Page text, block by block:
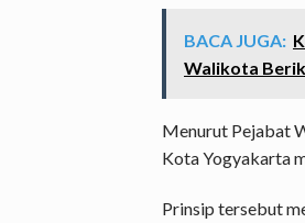
BACA JUGA:
Walikota
Menurut Pejabat
Kota Yogyakarta
Prinsip tersebut